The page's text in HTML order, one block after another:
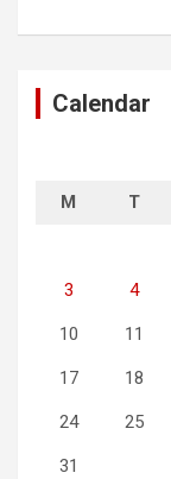
Calendar
M T
3 4
10 11
17 18
24 25
31